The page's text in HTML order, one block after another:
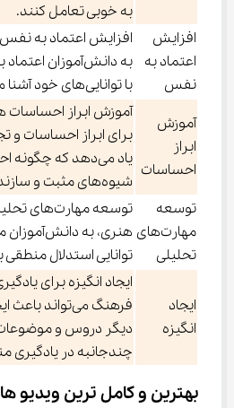
به خوبی تعامل کنند.
افزایش
اعتماد به
نفس
افزایش اعتماد به نفس
به دانش‌آموزان
با توانایی‌های خود
آموزش
ابراز
احساسات
آموزش ابراز احساسات
برای ابراز احساسات و
یاد می‌دهد که چگونه
شیوه‌های مثبت و
توسعه
مهارت‌های
تحلیلی
توسعه مهارت‌های
هنری، به دانش‌آموزان
توانایی استدلال
ایجاد
انگیزه
ایجاد انگیزه برای
فرهنگ می‌تواند باعث
دیگر دروس و
چندجانبه در یادگیری